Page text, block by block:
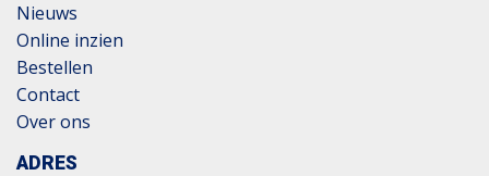
Nieuws
Online inzien
Bestellen
Contact
Over ons
ADRES